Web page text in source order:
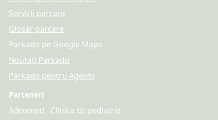
Servicii parcare
Glosar parcare
Parkado pe Google Maps
Noutati Parkado
Parkado pentru Agentii
Parteneri
Adeomed - Clinica de pediatrie